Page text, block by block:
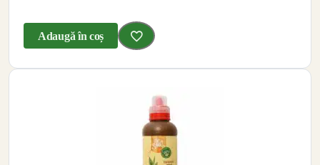
Adaugă în coș